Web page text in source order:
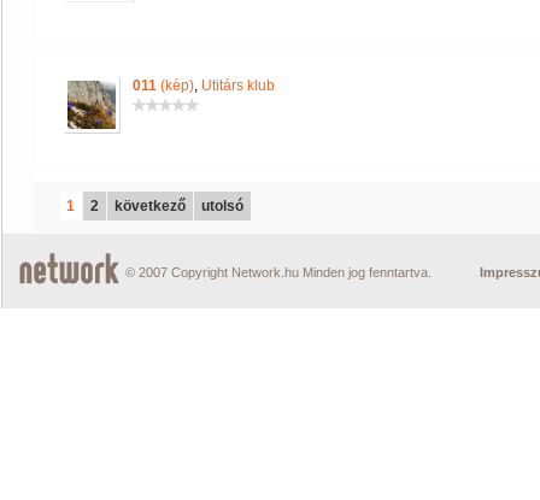
011 (kép), Utitárs klub
1 2 következő utolsó
© 2007 Copyright Network.hu Minden jog fenntartva.